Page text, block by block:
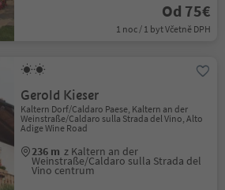
Od 75€
1 noc / 1 byt Včetně DPH
Gerold Kieser
Kaltern Dorf/Caldaro Paese, Kaltern an der
Weinstraße/Caldaro sulla Strada del Vino, Alto
Adige Wine Road
236 m z Kaltern an der
Weinstraße/Caldaro sulla Strada del
Vino centrum